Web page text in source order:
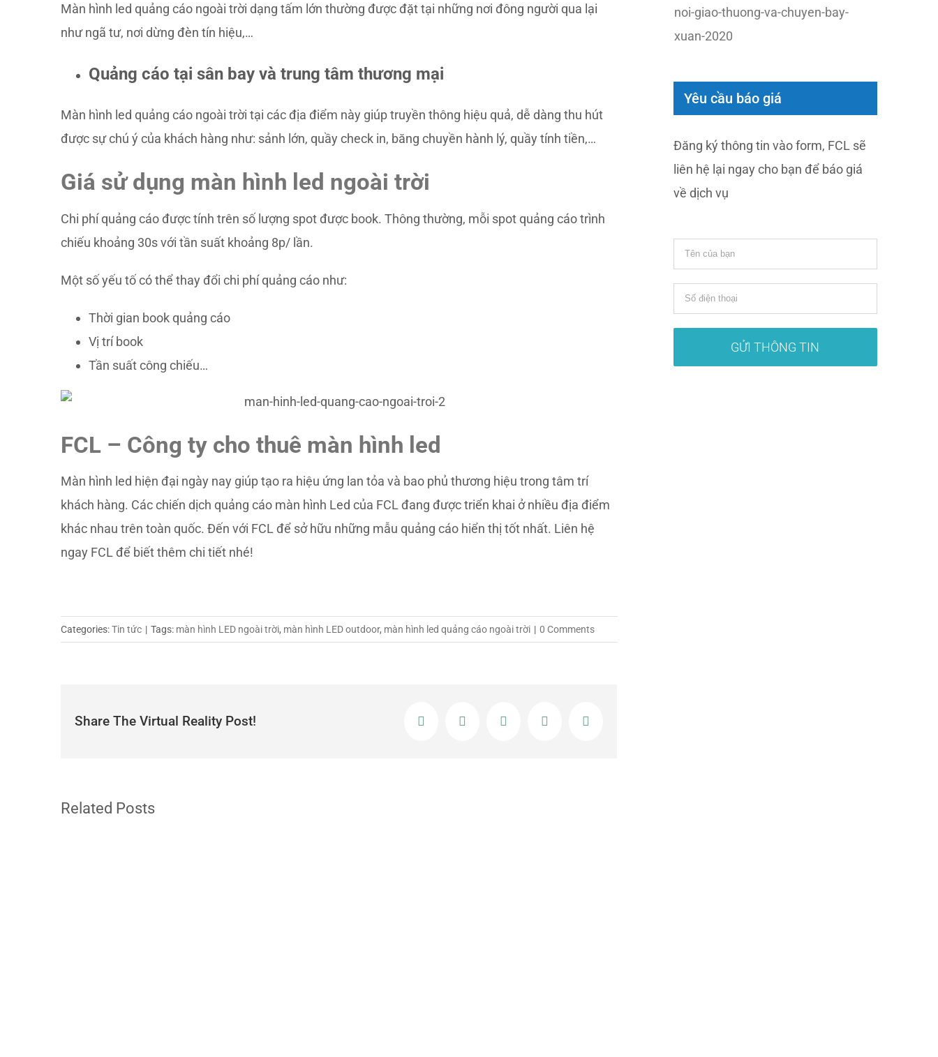
Màn hình led quảng cáo ngoài trời dạng tấm lớn thường được đặt tại những nơi đông người qua lại
như ngã tư, nơi dừng đèn tín hiệu,…
Quảng cáo tại sân bay và trung tâm thương mại
Màn hình led quảng cáo ngoài trời tại các địa điểm này giúp truyền thông hiệu quả, dễ dàng thu hút
được sự chú ý của khách hàng như: sảnh lớn, quầy check in, băng chuyền hành lý, quầy tính tiền,…
Giá sử dụng màn hình led ngoài trời
Chi phí quảng cáo được tính trên số lượng spot được book. Thông thường, mỗi spot quảng cáo trình
chiếu khoảng 30s với tần suất khoảng 8p/ lần.
Một số yếu tố có thể thay đổi chi phí quảng cáo như:
Thời gian book quảng cáo
Vị trí book
Tần suất công chiếu…
FCL – Công ty cho thuê màn hình led
Màn hình led hiện đại ngày nay giúp tạo ra hiệu ứng lan tỏa và bao phủ thương hiệu trong tâm trí
khách hàng. Các chiến dịch quảng cáo màn hình Led của FCL đang được triển khai ở nhiều địa điểm
khác nhau trên toàn quốc. Đến với FCL để sở hữu những mẫu quảng cáo hiển thị tốt nhất. Liên hệ
ngay FCL để biết thêm chi tiết nhé!
Categories:Tin tức | Tags: màn hình LED ngoài trời, màn hình LED outdoor, màn hình led quảng cáo ngoài trời | 0 Comments
Share The Virtual Reality Post! Facebook Twitter LinkedIn Google+
Related Posts
Yêu cầu báo giá
Đăng ký thông tin vào form, FCL sẽ
liên hệ lại ngay cho bạn để báo giá
về dịch vụ